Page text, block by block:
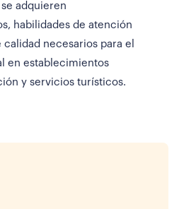
adquieren
habilidades de atención
necesarios para el
en establecimientos
y servicios turísticos.